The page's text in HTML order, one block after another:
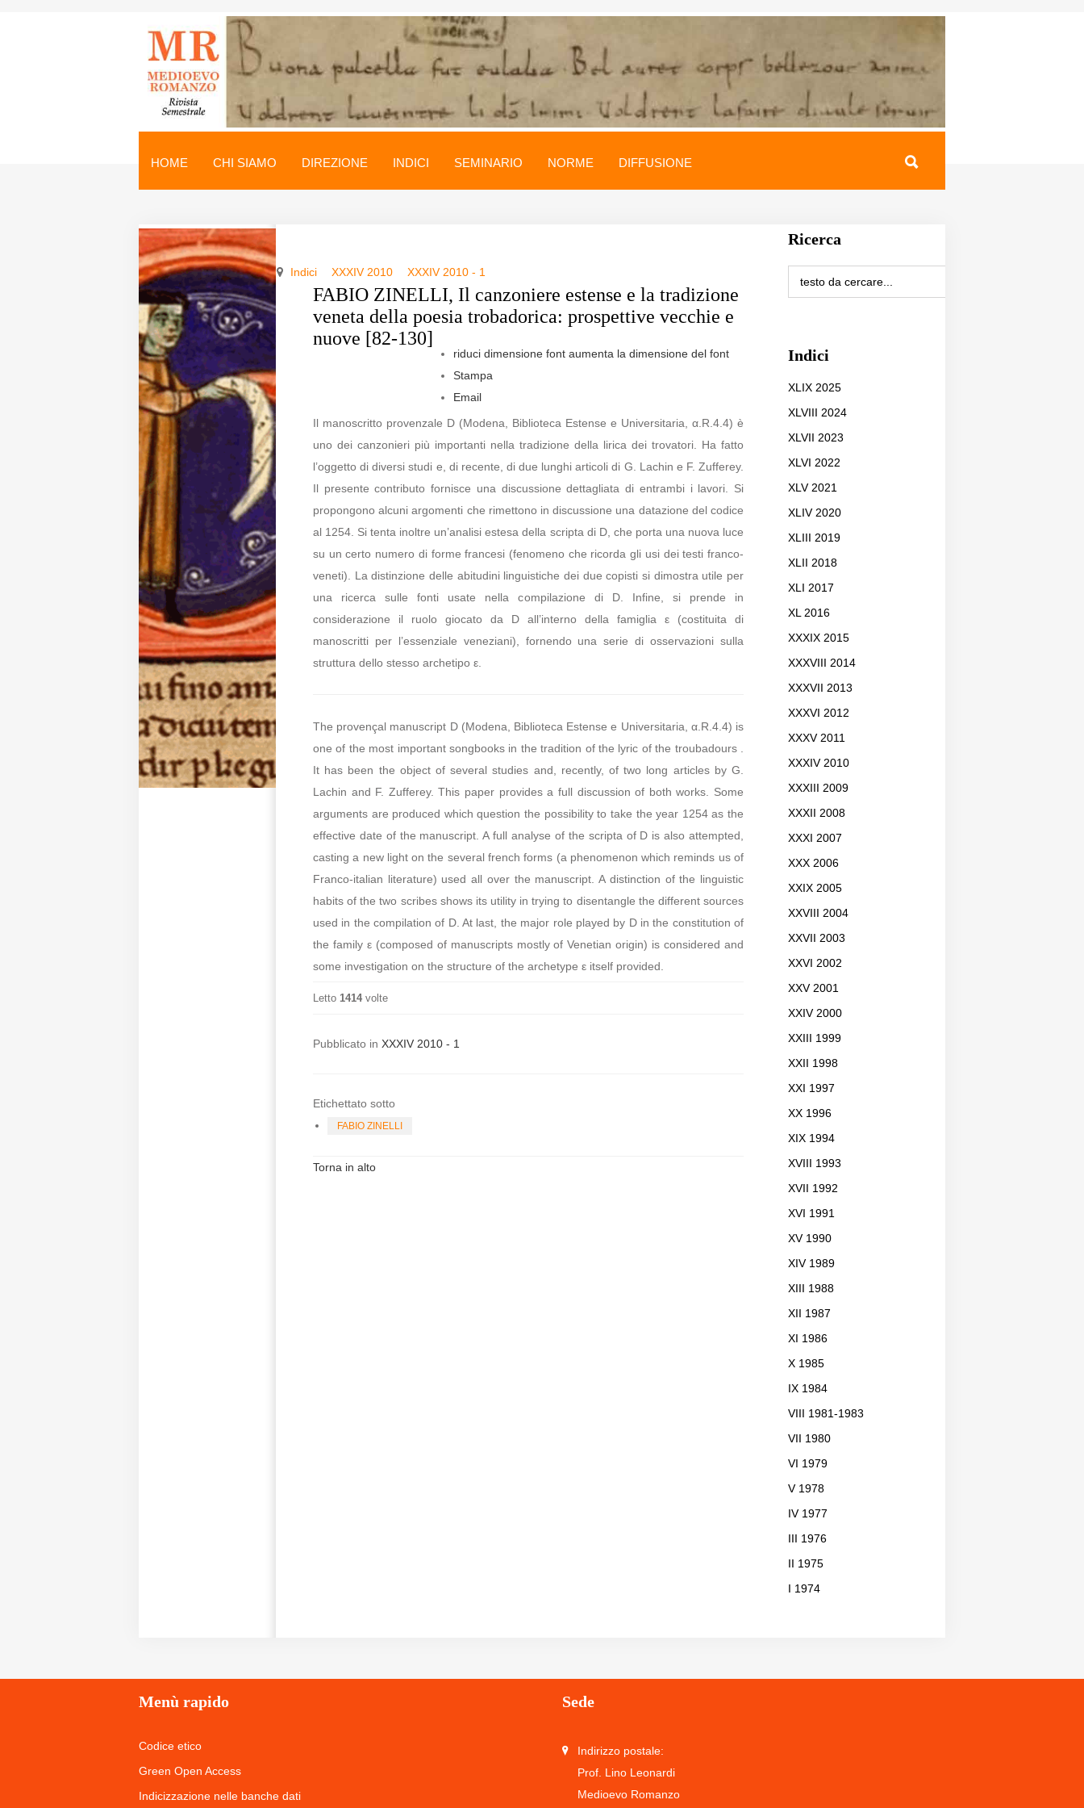
Medioevo Romanzo
direzione@medioevoromanzo.it
HOME CHI SIAMO DIREZIONE INDICI SEMINARIO NORME DIFFUSIONE
Indici XXXIV 2010 XXXIV 2010 - 1
FABIO ZINELLI, Il canzoniere estense e la tradizione
veneta della poesia trobadorica: prospettive vecchie e
nuove [82-130]
riduci dimensione font aumenta la dimensione del font
Stampa
Email
Il manoscritto provenzale D (Modena, Biblioteca Estense e Universitaria, α.R.4.4) è
uno dei canzonieri più importanti nella tradizione della lirica dei trovatori. Ha fatto
l’oggetto di diversi studi e, di recente, di due lunghi articoli di G. Lachin e F. Zufferey.
Il presente contributo fornisce una discussione dettagliata di entrambi i lavori. Si
propongono alcuni argomenti che rimettono in discussione una datazione del codice
al 1254. Si tenta inoltre un’analisi estesa della scripta di D, che porta una nuova luce
su un certo numero di forme francesi (fenomeno che ricorda gli usi dei testi franco-
veneti). La distinzione delle abitudini linguistiche dei due copisti si dimostra utile per
una ricerca sulle fonti usate nella compilazione di D. Infine, si prende in
considerazione il ruolo giocato da D all’interno della famiglia ε (costituita di
manoscritti per l’essenziale veneziani), fornendo una serie di osservazioni sulla
struttura dello stesso archetipo ε.
The provençal manuscript D (Modena, Biblioteca Estense e Universitaria, α.R.4.4) is
one of the most important songbooks in the tradition of the lyric of the troubadours .
It has been the object of several studies and, recently, of two long articles by G.
Lachin and F. Zufferey. This paper provides a full discussion of both works. Some
arguments are produced which question the possibility to take the year 1254 as the
effective date of the manuscript. A full analyse of the scripta of D is also attempted,
casting a new light on the several french forms (a phenomenon which reminds us of
Franco-italian literature) used all over the manuscript. A distinction of the linguistic
habits of the two scribes shows its utility in trying to disentangle the different sources
used in the compilation of D. At last, the major role played by D in the constitution of
the family ε (composed of manuscripts mostly of Venetian origin) is considered and
some investigation on the structure of the archetype ε itself provided.
Letto 1414 volte
Pubblicato in XXXIV 2010 - 1
Etichettato sotto
FABIO ZINELLI
Torna in alto
Ricerca
Indici
XLIX 2025
XLVIII 2024
XLVII 2023
XLVI 2022
XLV 2021
XLIV 2020
XLIII 2019
XLII 2018
XLI 2017
XL 2016
XXXIX 2015
XXXVIII 2014
XXXVII 2013
XXXVI 2012
XXXV 2011
XXXIV 2010
XXXIII 2009
XXXII 2008
XXXI 2007
XXX 2006
XXIX 2005
XXVIII 2004
XXVII 2003
XXVI 2002
XXV 2001
XXIV 2000
XXIII 1999
XXII 1998
XXI 1997
XX 1996
XIX 1994
XVIII 1993
XVII 1992
XVI 1991
XV 1990
XIV 1989
XIII 1988
XII 1987
XI 1986
X 1985
IX 1984
VIII 1981-1983
VII 1980
VI 1979
V 1978
IV 1977
III 1976
II 1975
I 1974
Menù rapido
Codice etico
Green Open Access
Indicizzazione nelle banche dati
Sede
Indirizzo postale:
Prof. Lino Leonardi
Medioevo Romanzo